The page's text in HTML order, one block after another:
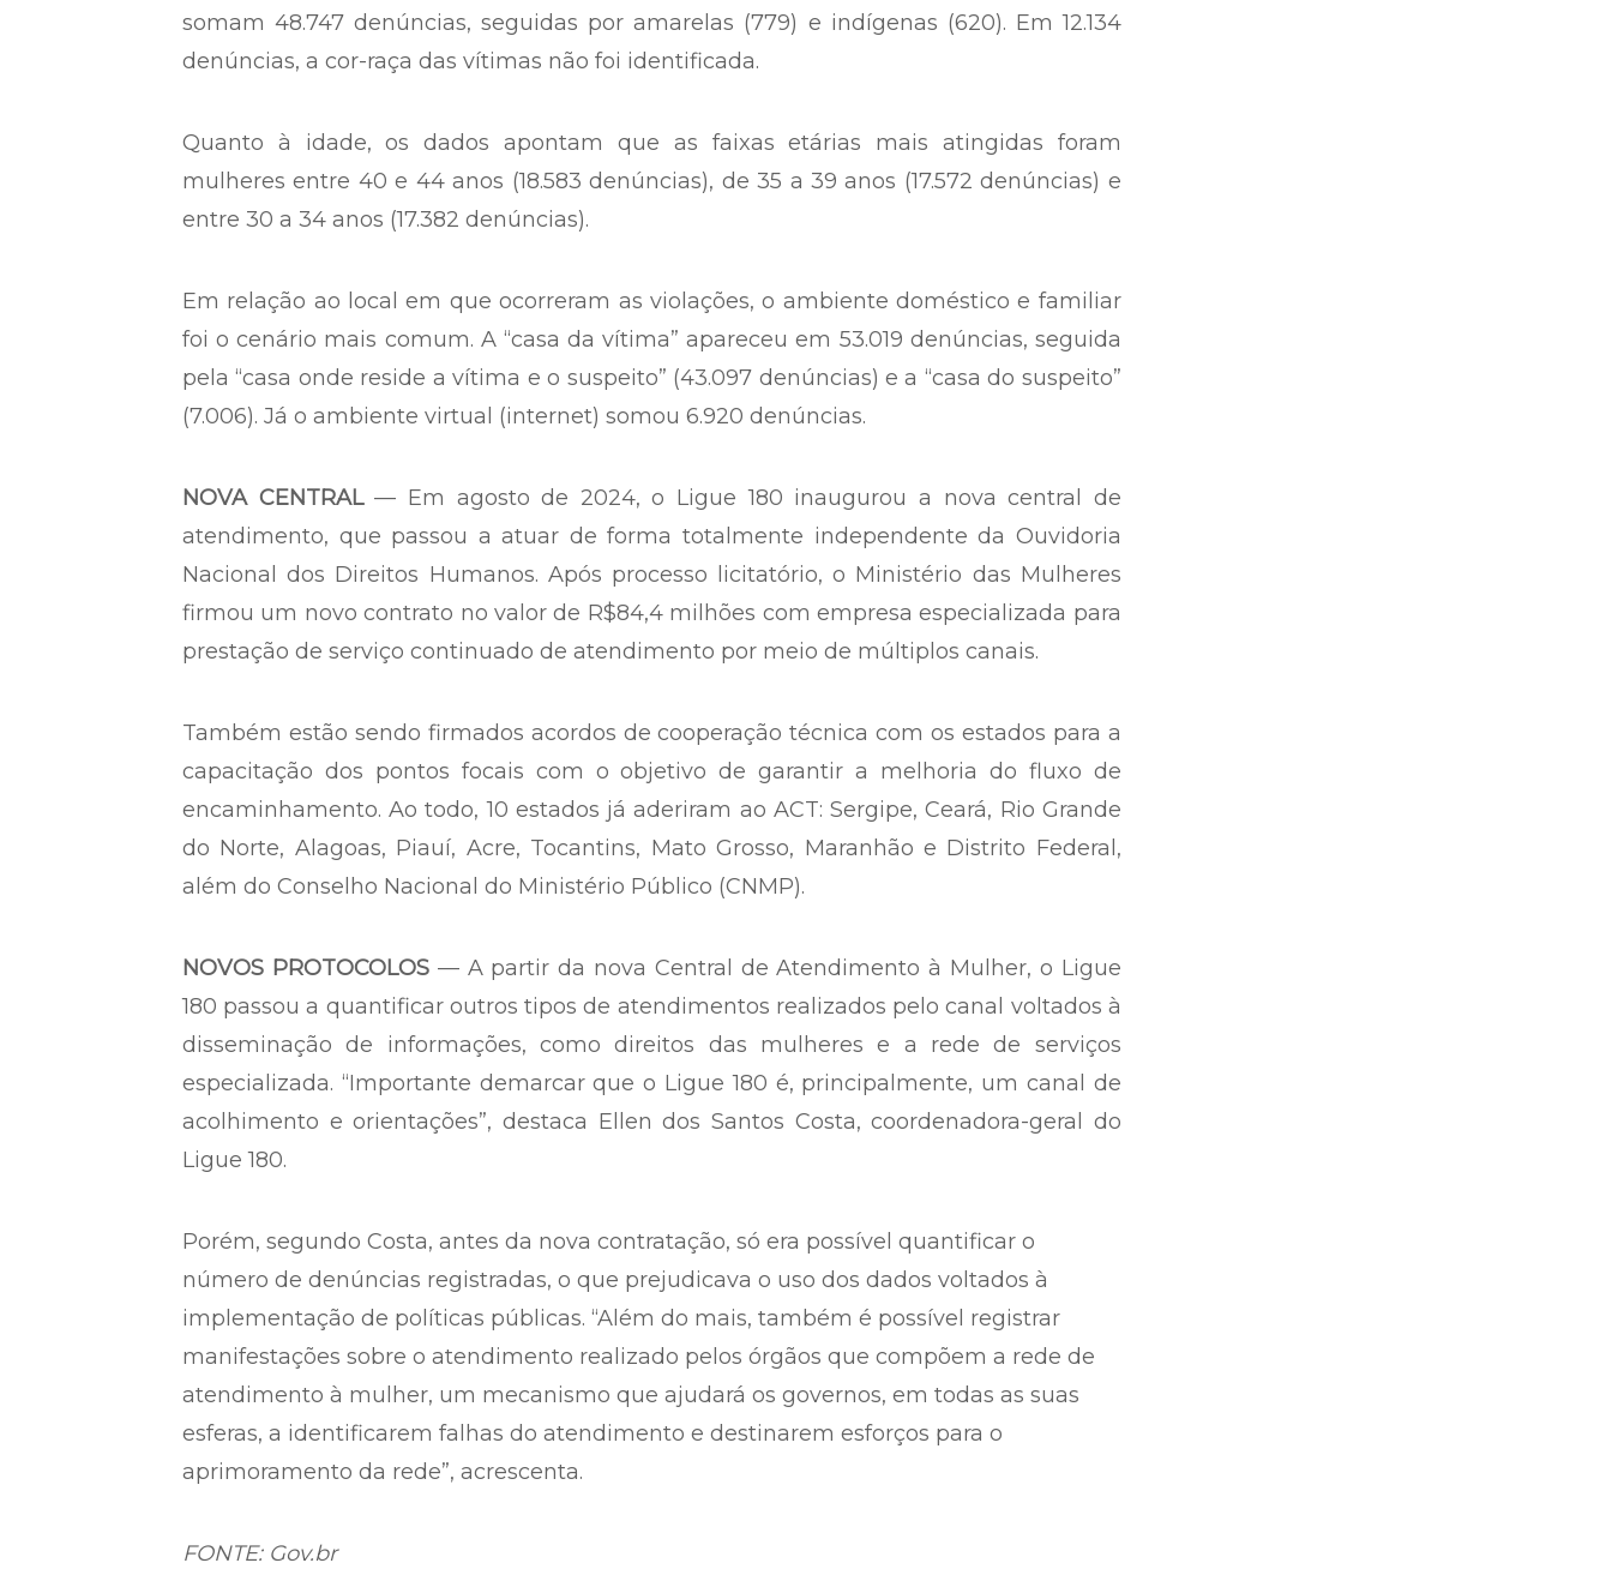
somam 48.747 denúncias, seguidas por amarelas (779) e indígenas (620). Em 12.134
denúncias, a cor-raça das vítimas não foi identificada.
Quanto à idade, os dados apontam que as faixas etárias mais atingidas foram
mulheres entre 40 e 44 anos (18.583 denúncias), de 35 a 39 anos (17.572 denúncias) e
entre 30 a 34 anos (17.382 denúncias).
Em relação ao local em que ocorreram as violações, o ambiente doméstico e familiar
foi o cenário mais comum. A “casa da vítima” apareceu em 53.019 denúncias, seguida
pela “casa onde reside a vítima e o suspeito” (43.097 denúncias) e a “casa do suspeito”
(7.006). Já o ambiente virtual (internet) somou 6.920 denúncias.
NOVA CENTRAL— Em agosto de 2024, o Ligue 180 inaugurou a nova central de
atendimento, que passou a atuar de forma totalmente independente da Ouvidoria
Nacional dos Direitos Humanos. Após processo licitatório, o Ministério das Mulheres
firmou um novo contrato no valor de R$84,4 milhões com empresa especializada para
prestação de serviço continuado de atendimento por meio de múltiplos canais.
Também estão sendo firmados acordos de cooperação técnica com os estados para a
capacitação dos pontos focais com o objetivo de garantir a melhoria do fluxo de
encaminhamento. Ao todo, 10 estados já aderiram ao ACT: Sergipe, Ceará, Rio Grande
do Norte, Alagoas, Piauí, Acre, Tocantins, Mato Grosso, Maranhão e Distrito Federal,
além do Conselho Nacional do Ministério Público (CNMP).
NOVOS PROTOCOLOS— A partir da nova Central de Atendimento à Mulher, o Ligue
180 passou a quantificar outros tipos de atendimentos realizados pelo canal voltados à
disseminação de informações, como direitos das mulheres e a rede de serviços
especializada. “Importante demarcar que o Ligue 180 é, principalmente, um canal de
acolhimento e orientações”, destaca Ellen dos Santos Costa, coordenadora-geral do
Ligue 180.
Porém, segundo Costa, antes da nova contratação, só era possível quantificar o
número de denúncias registradas, o que prejudicava o uso dos dados voltados à
implementação de políticas públicas. “Além do mais, também é possível registrar
manifestações sobre o atendimento realizado pelos órgãos que compõem a rede de
atendimento à mulher, um mecanismo que ajudará os governos, em todas as suas
esferas, a identificarem falhas do atendimento e destinarem esforços para o
aprimoramento da rede”, acrescenta.
FONTE: Gov.br